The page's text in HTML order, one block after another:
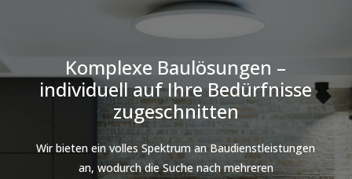
Komplexe Baulösungen –
individuell auf Ihre Bedürfnisse
zugeschnitten
Wir bieten ein volles Spektrum an Baudienstleistungen
an, wodurch die Suche nach mehreren